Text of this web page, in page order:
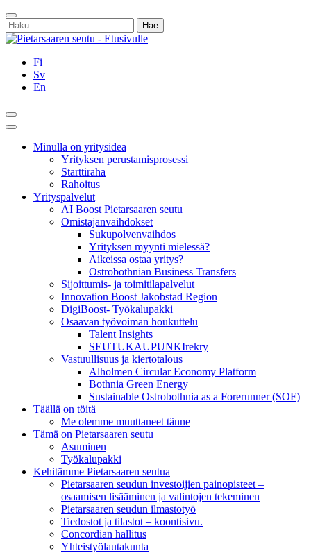
Siirry
sisältöön
Sulje
Haku:
Fi
Sv
En
Hae
Päävalikko
Minulla on yritysidea
Yrityksen perustamisprosessi
Starttiraha
Rahoitus
Yrityspalvelut
AI Boost Pietarsaaren seutu
Omistajanvaihdokset
Sukupolvenvaihdos
Yrityksen myynti mielessä?
Aikeissa ostaa yritys?
Ostrobothnian Business Transfers
Sijoittumis- ja toimitilapalvelut
Innovation Boost Jakobstad Region
DigiBoost- Työkalupakki
Osaavan työvoiman houkuttelu
Talent Insights
SEUTUKAUPUNKIrekry
Vastuullisuus ja kiertotalous
Alholmen Circular Economy Platform
Bothnia Green Energy
Sustainable Ostrobothnia as a Forerunner (SOF)
Täällä on töitä
Me olemme muuttaneet tänne
Tämä on Pietarsaaren seutu
Asuminen
Työkalupakki
Kehitämme Pietarsaaren seutua
Pietarsaaren seudun investoijien painopisteet –
osaamisen lisääminen ja valintojen tekeminen
Pietarsaaren seudun ilmastotyö
Tiedostot ja tilastot – koontisivu.
Concordian hallitus
Yhteistyölautakunta